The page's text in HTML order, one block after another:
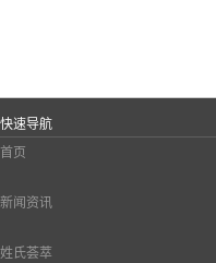
快速导航
首页
新闻资讯
姓氏荟萃